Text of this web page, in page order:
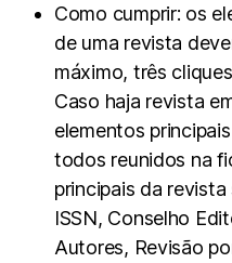
Como cumprir: os
de uma revista
máximo, três
Caso haja revista
elementos
todos reunidos na
principais da
ISSN, Conselho
Autores, Revisão